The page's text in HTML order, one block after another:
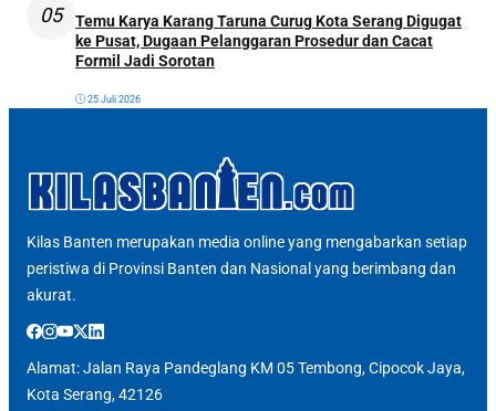
05
Temu Karya Karang Taruna Curug Kota Serang Digugat
ke Pusat, Dugaan Pelanggaran Prosedur dan Cacat
Formil Jadi Sorotan
25 Juli 2026
Kilas Banten merupakan media online yang mengabarkan setiap
peristiwa di Provinsi Banten dan Nasional yang berimbang dan
akurat.
Alamat: Jalan Raya Pandeglang KM 05 Tembong, Cipocok Jaya,
Kota Serang, 42126